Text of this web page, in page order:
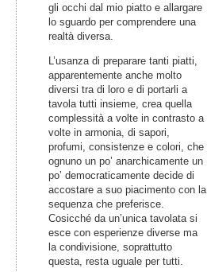
gli occhi dal mio piatto e allargare
lo sguardo per comprendere una
realtà diversa.
L’usanza di preparare tanti piatti,
apparentemente anche molto
diversi tra di loro e di portarli a
tavola tutti insieme, crea quella
complessità a volte in contrasto a
volte in armonia, di sapori,
profumi, consistenze e colori, che
ognuno un po’ anarchicamente un
po’ democraticamente decide di
accostare a suo piacimento con la
sequenza che preferisce.
Cosicché da un’unica tavolata si
esce con esperienze diverse ma
la condivisione, soprattutto
questa, resta uguale per tutti.